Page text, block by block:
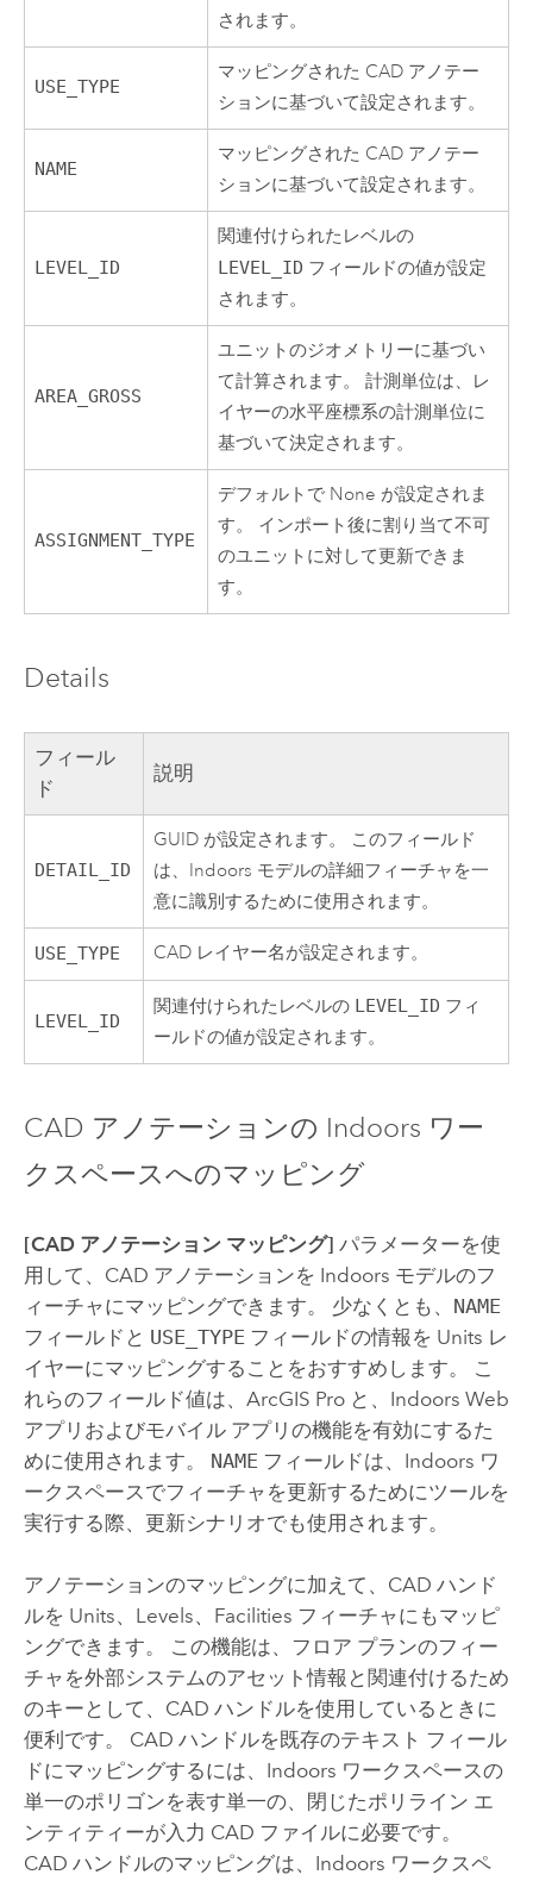
されます。
USE_TYPE
マッピングされた CAD アノテー
ションに基づいて設定されます。
NAME
マッピングされた CAD アノテー
ションに基づいて設定されます。
LEVEL_ID
関連付けられたレベルの
LEVEL_ID フィールドの値が設定
されます。
AREA_GROSS
ユニットのジオメトリーに基づい
て計算されます。 計測単位は、レ
イヤーの水平座標系の計測単位に
基づいて決定されます。
ASSIGNMENT_TYPE
デフォルトで None が設定されま
す。 インポート後に割り当て不可
のユニットに対して更新できま
す。
Details
フィール
ド
説明
DETAIL_ID
GUID が設定されます。 このフィールド
は、 Indoors モデルの詳細フィーチャを一
意に識別するために使用されます。
USE_TYPE CAD レイヤー名が設定されます。
LEVEL_ID
関連付けられたレベルの LEVEL_ID フィ
ールドの値が設定されます。
CAD アノテーションの Indoors ワー
クスペースへのマッピング
[CAD アノテーション マッピング] パラメーターを使
用して、CAD アノテーションを Indoors モデルのフ
ィーチャにマッピングできます。 少なくとも、 NAME
フィールドと USE_TYPEフィールドの情報を Units レ
イヤーにマッピングすることをおすすめします。 こ
れらのフィールド値は、 ArcGIS Proと、 Indoors Web
アプリおよびモバイル アプリの機能を有効にするた
めに使用されます。 NAMEフィールドは、 Indoors ワ
ークスペースでフィーチャを更新するためにツールを
実行する際、更新シナリオでも使用されます。
アノテーションのマッピングに加えて、CAD ハンド
ルを Units、Levels、Facilities フィーチャにもマッピ
ングできます。 この機能は、フロア プランのフィー
チャを外部システムのアセット情報と関連付けるため
のキーとして、CAD ハンドルを使用しているときに
便利です。 CAD ハンドルを既存のテキスト フィール
ドにマッピングするには、 Indoors ワークスペースの
単一のポリゴンを表す単一の、閉じたポリライン エ
ンティティーが入力 CAD ファイルに必要です。
CAD ハンドルのマッピングは、 Indoors ワークスペ